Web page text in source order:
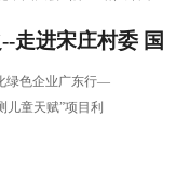
二站）郑州召开
万五千里，历经
_共筑“区块链共
台建设招标公
，区块链中国大
走进宋庄村委 国
超70%？
绿色企业广东行—
儿童天赋”项目利